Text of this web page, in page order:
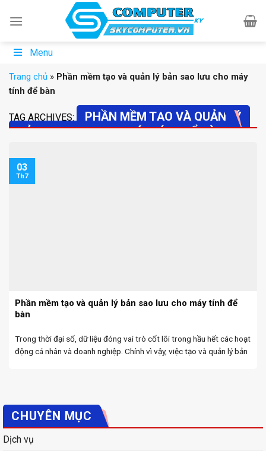
Menu
Trang chủ » Phần mềm tạo và quản lý bản sao lưu cho máy
tính để bàn
TAG ARCHIVES:
PHẦN MỀM TẠO VÀ QUẢN LÝ
BẢN SAO LƯU CHO MÁY TÍNH ĐỂ BÀN
Phần mềm tạo và quản lý bản sao lưu cho máy tính để
bàn
Trong thời đại số, dữ liệu đóng vai trò cốt lõi trong hầu hết các hoạt
động cá nhân và doanh nghiệp. Chính vì vậy, việc tạo và quản lý bản
03
Th7
CHUYÊN MỤC
Dịch vụ